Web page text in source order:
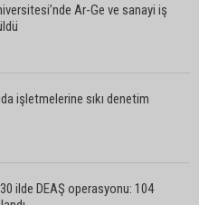
Ar-Ge ve sanayi iş
işletmelerine sıkı denetim
ilde DEAŞ operasyonu: 104